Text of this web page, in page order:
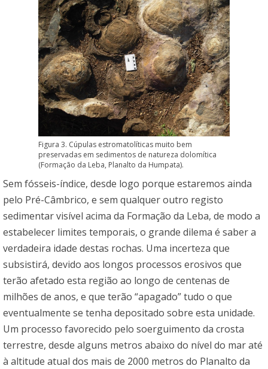
Figura 3. Cúpulas estromatolíticas muito bem
preservadas em sedimentos de natureza dolomítica
(Formação da Leba, Planalto da Humpata).
Sem fósseis-índice, desde logo porque estaremos ainda
pelo Pré-Câmbrico, e sem qualquer outro registo
sedimentar visível acima da Formação da Leba, de modo a
estabelecer limites temporais, o grande dilema é saber a
verdadeira idade destas rochas. Uma incerteza que
subsistirá, devido aos longos processos erosivos que
terão afetado esta região ao longo de centenas de
milhões de anos, e que terão “apagado” tudo o que
eventualmente se tenha depositado sobre esta unidade.
Um processo favorecido pelo soerguimento da crosta
terrestre, desde alguns metros abaixo do nível do mar até
à altitude atual dos mais de 2000 metros do Planalto da